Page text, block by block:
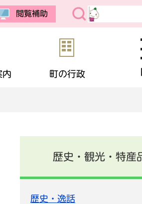
閲覧補助
住宅
女共同参画 申請書ダウ
内 町の行政
歴史・観光・特産
歴史・逸話